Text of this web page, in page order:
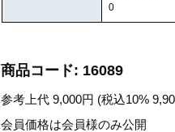
0
商品コード: 16089
参考上代 9,000円 (税込10%
会員価格は会員様のみ公開